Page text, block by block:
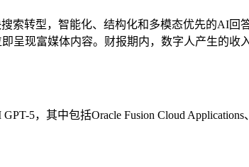
索转型，智能化、结构化和多模态优先的AI
呈现富媒体内容。财报期内，数字人产生的
5，其中包括Oracle Fusion Cloud Applications